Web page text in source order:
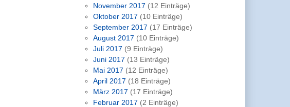
November 2017 (12 Einträge)
Oktober 2017 (10 Einträge)
September 2017 (17 Einträge)
August 2017 (10 Einträge)
Juli 2017 (9 Einträge)
Juni 2017 (13 Einträge)
Mai 2017 (12 Einträge)
April 2017 (18 Einträge)
März 2017 (17 Einträge)
Februar 2017 (2 Einträge)